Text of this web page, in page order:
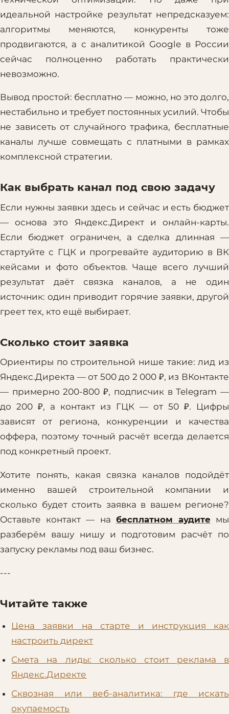
идеальной настройке результат непредсказуем:
алгоритмы меняются, конкуренты тоже
продвигаются, а с аналитикой Google в России
сейчас полноценно работать практически
невозможно.
Вывод простой: бесплатно — можно, но это долго,
нестабильно и требует постоянных усилий. Чтобы
не зависеть от случайного трафика, бесплатные
каналы лучше совмещать с платными в рамках
комплексной стратегии.
Как выбрать канал под свою задачу
Если нужны заявки здесь и сейчас и есть бюджет
— основа это Яндекс.Директ и онлайн-карты.
Если бюджет ограничен, а сделка длинная —
стартуйте с ГЦК и прогревайте аудиторию в ВК
кейсами и фото объектов. Чаще всего лучший
результат даёт связка каналов, а не один
источник: один приводит горячие заявки, другой
греет тех, кто ещё выбирает.
Сколько стоит заявка
Ориентиры по строительной нише такие: лид из
Яндекс.Директа — от 500 до 2 000 ₽, из ВКонтакте
— примерно 200-800 ₽, подписчик в Telegram —
до 200 ₽, а контакт из ГЦК — от 50 ₽. Цифры
зависят от региона, конкуренции и качества
оффера, поэтому точный расчёт всегда делается
под конкретный проект.
Хотите понять, какая связка каналов подойдёт
именно вашей строительной компании и
сколько будет стоить заявка в вашем регионе?
Оставьте контакт — на бесплатном аудите мы
разберём вашу нишу и подготовим расчёт по
запуску рекламы под ваш бизнес.
---
Читайте также
Цена заявки на старте и инструкция как
настроить директ
Смета на лиды: сколько стоит реклама в
Яндекс.Директе
Сквозная или веб-аналитика: где искать
окупаемость